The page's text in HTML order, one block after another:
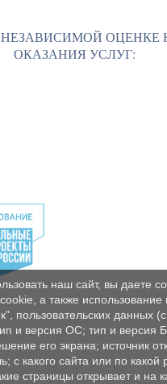
НЕЗАВИСИМОЙ ОЦЕНКЕ
ОКАЗАНИЯ УСЛУГ:
наш сайт, вы даете
а также использование
пользовательских данных
и версия ОС; тип и версия
его экрана; источник
с какого сайта или по какой
страницы открывает и на